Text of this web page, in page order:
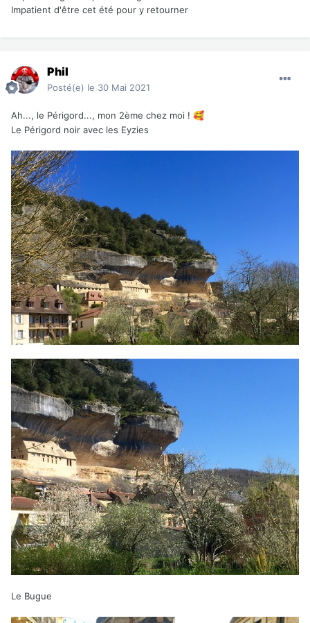
Impatient d'être cet été pour y retourner
Phil
Posté(e) le 30 Mai 2021
Ah..., le Périgord..., mon 2ème chez moi ! 🥰
Le Périgord noir avec les Eyzies
Le Bugue